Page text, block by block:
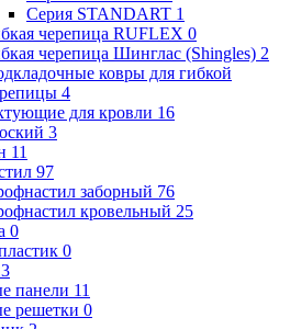
Серия STANDART 1
черепица RUFLEX 0
черепица Шинглас (Shingles) 2
ковры для гибкой
4
для кровли 16
3
11
97
заборный 76
кровельный 25
0
0
панели 11
решетки 0